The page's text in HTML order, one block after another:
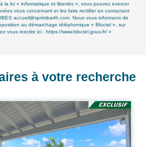
la loi « informatique et libertés », vous pouvez exercer
vous concernant et les faire rectifier en contactant
accueil@sprimbarth.com. Nous vous informons de
au démarchage téléphonique « Bloctel », sur
vous inscrire ici : https://www.bloctel.gouv.fr/ »
à votre recherche